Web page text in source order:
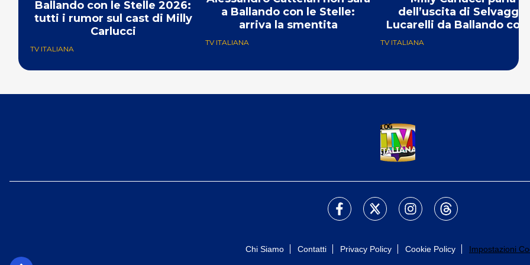
Ballando con le Stelle 2026:
tutti i rumor sul cast di Milly
Carlucci
TV ITALIANA
a Ballando con le Stelle:
arriva la smentita
TV ITALIANA
dell’uscita di Selvaggia
Lucarelli da Ballando con
TV ITALIANA
Chi Siamo Contatti Privacy Policy Cookie Policy Impostazioni